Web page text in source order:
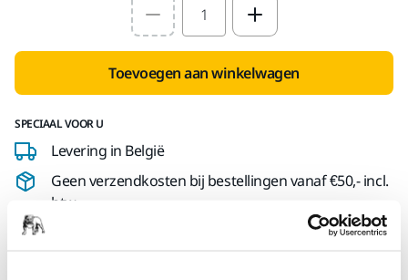
Select quantity value
Toevoegen aan winkelwagen
SPECIAAL VOOR U
Levering in België
Geen verzendkosten bij bestellingen vanaf €50,- incl.
btw